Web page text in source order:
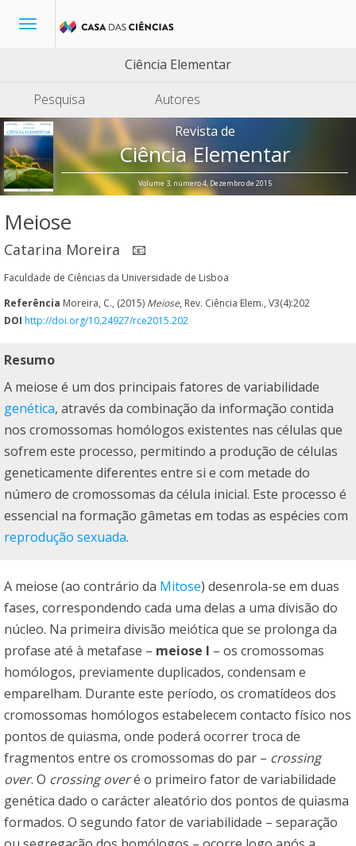
Toggle
Ciência Elementar
Pesquisa
Autores
Revista de
Ciência Elementar
Volume 3, número 4, Dezembro de 2015
Meiose
Catarina Moreira 📧
Faculdade de Ciências da Universidade de Lisboa
Referência Moreira, C., (2015) Meiose, Rev. Ciência Elem., V3(4):202
DOI http://doi.org/10.24927/rce2015.202
Resumo
A meiose é um dos principais fatores de variabilidade
genética, através da combinação da informação contida
nos cromossomas homólogos existentes nas células que
sofrem este processo, permitindo a produção de células
geneticamente diferentes entre si e com metade do
número de cromossomas da célula inicial. Este processo é
essencial na formação gâmetas em todas as espécies com
reprodução sexuada.
A meiose (ao contrário da Mitose) desenrola-se em duas
fases, correspondendo cada uma delas a uma divisão do
núcleo. Na primeira divisão meiótica que se prolonga da
profase até à metafase – meiose I – os cromossomas
homólogos, previamente duplicados, condensam e
emparelham. Durante este período, os cromatídeos dos
cromossomas homólogos estabelecem contacto físico nos
pontos de quiasma, onde poderá ocorrer troca de
fragmentos entre os cromossomas do par – crossing
over. O crossing overé o primeiro fator de variabilidade
genética dado o carácter aleatório dos pontos de quiasma
formados. O segundo fator de variabilidade – separação